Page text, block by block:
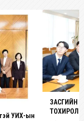
УИХ-ын
ЗАСГИЙН